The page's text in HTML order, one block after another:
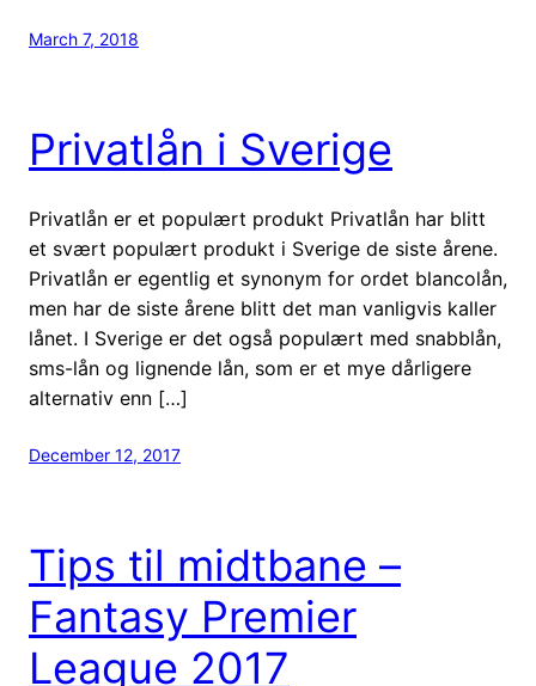
March 7, 2018
Privatlån i Sverige
Privatlån er et populært produkt Privatlån har blitt
et svært populært produkt i Sverige de siste årene.
Privatlån er egentlig et synonym for ordet blancolån,
men har de siste årene blitt det man vanligvis kaller
lånet. I Sverige er det også populært med snabblån,
sms-lån og lignende lån, som er et mye dårligere
alternativ enn […]
December 12, 2017
Tips til midtbane –
Fantasy Premier
League 2017